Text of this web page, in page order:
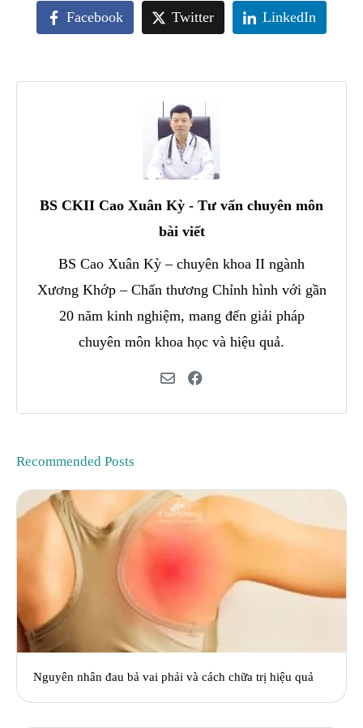
Facebook Twitter LinkedIn
BS CKII Cao Xuân Kỳ - Tư vấn chuyên môn
bài viết
BS Cao Xuân Kỳ – chuyên khoa II ngành
Xương Khớp – Chấn thương Chỉnh hình với gần
20 năm kinh nghiệm, mang đến giải pháp
chuyên môn khoa học và hiệu quả.
Recommended Posts
Nguyên nhân đau bả vai phải và cách chữa trị hiệu quả